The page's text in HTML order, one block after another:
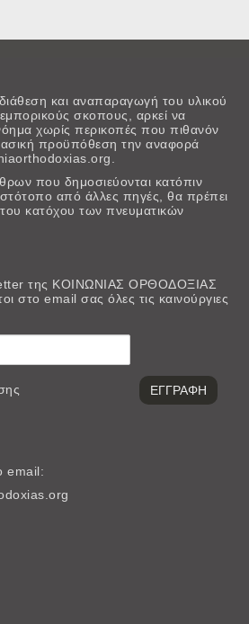
και αναπαραγωγή του υλικού
σκοπους, αρκεί να
χωρίς περικοπές που πιθανόν
προϋπόθεση την αναφορά
που δημοσιεύονται κατόπιν
από άλλες πηγές, θα πρέπει
κατόχου των πνευματικών
της ΚΟΙΝΩΝΙΑΣ ΟΡΘΟΔΟΞΙΑΣ
στο email σας όλες τις καινούργιες
email: